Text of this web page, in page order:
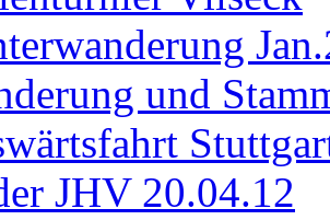
und
JHV 20.04.12